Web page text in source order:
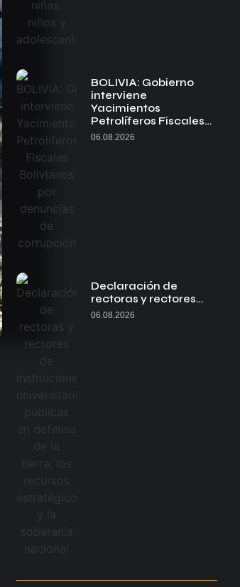
BOLIVIA: Gobierno
interviene
Yacimientos
Petrolíferos Fiscales…
06.08.2026
Declaración de
rectoras y rectores…
06.08.2026